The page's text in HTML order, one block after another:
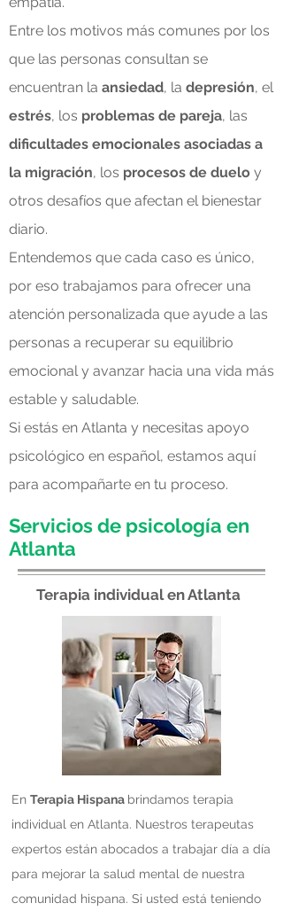
Entre los motivos más comunes por los
que las personas consultan se
encuentran la ansiedad, la depresión, el
estrés, los problemas de pareja, las
dificultades emocionales asociadas a
la migración, los procesos de duelo y
otros desafíos que afectan el bienestar
diario.
Entendemos que cada caso es único,
por eso trabajamos para ofrecer una
atención personalizada que ayude a las
personas a recuperar su equilibrio
emocional y avanzar hacia una vida más
estable y saludable.
Si estás en Atlanta y necesitas apoyo
psicológico en español, estamos aquí
para acompañarte en tu proceso.
Servicios de psicología en
Atlanta
Terapia individual en Atlanta
En Terapia Hispana brindamos terapia
individual en Atlanta. Nuestros terapeutas
expertos están abocados a trabajar día a día
para mejorar la salud mental de nuestra
comunidad hispana. Si usted está teniendo